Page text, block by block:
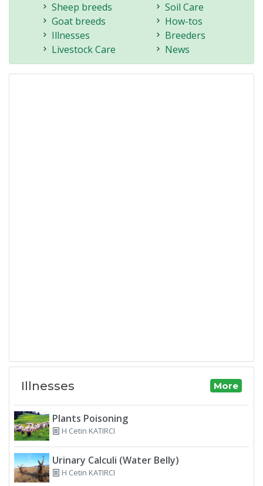
Sheep breeds
Goat breeds
Illnesses
Livestock Care
Soil Care
How-tos
Breeders
News
Illnesses More
Plants Poisoning
H Cetin KATIRCI
Urinary Calculi (Water Belly)
H Cetin KATIRCI